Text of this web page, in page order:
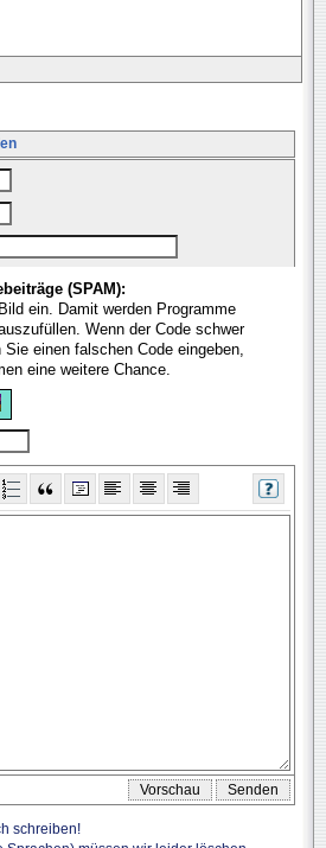
(SPAM):
ein. Damit werden Programme
Wenn der Code schwer
einen falschen Code eingeben,
eine weitere Chance.
schreiben!